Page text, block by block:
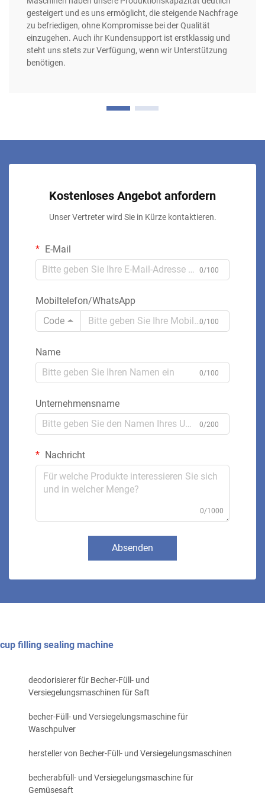
gesteigert und es uns ermöglicht, die steigende Nachfrage
zu befriedigen, ohne Kompromisse bei der Qualität
einzugehen. Auch ihr Kundensupport ist erstklassig und
steht uns stets zur Verfügung, wenn wir Unterstützung
benötigen.
Kostenloses Angebot anfordern
Unser Vertreter wird Sie in Kürze kontaktieren.
E-Mail
0/100
Mobiltelefon/WhatsApp
Code
0/100
Name
0/100
Unternehmensname
0/200
Nachricht
0/1000
Absenden
cup filling sealing machine
deodorisierer für Becher-Füll- und
Versiegelungsmaschinen für Saft
becher-Füll- und Versiegelungsmaschine für
Waschpulver
hersteller von Becher-Füll- und Versiegelungsmaschinen
becherabfüll- und Versiegelungsmaschine für
Gemüsesaft